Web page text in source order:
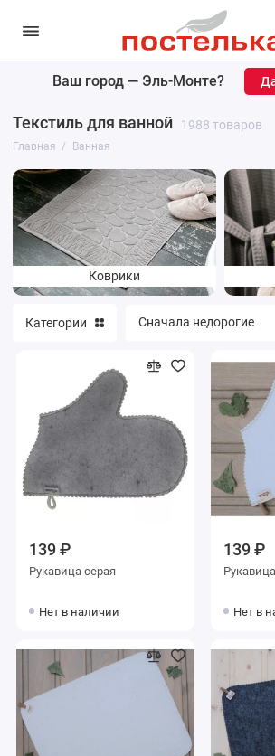
Ваш город — Эль-Монте?
Текстиль для ванной 1988 товаров
Главная Ванная
Коврики
Полотенца
Банные принадлежности
Покрывала
Простыни
Категории
139 ₽
Рукавица серая
Нет в наличии
139 ₽
Нет в